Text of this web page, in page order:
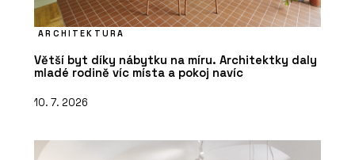
ARCHITEKTURA
Větší byt díky nábytku na míru. Architektky daly
mladé rodině víc místa a pokoj navíc
10. 7. 2026